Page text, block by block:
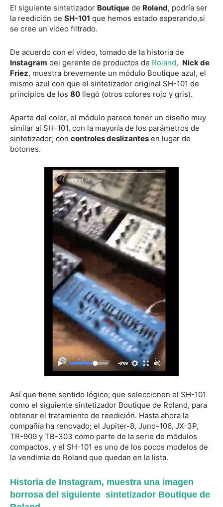
El siguiente sintetizador Boutique de Roland, podría ser
la reedición de SH-101 que hemos estado esperando,si
se cree un video filtrado.
De acuerdo con el video, tomado de la historia de
Instagram del gerente de productos de Roland, Nick de
Friez, muestra brevemente un módulo Boutique azul, el
mismo azul con que el sintetizador original SH-101 de
principios de los 80 llegó (otros colores rojo y gris).
Aparte del color, el módulo parece tener un diseño muy
similar al SH-101, con la mayoría de los parámetros de
sintetizador; con controles deslizantes en lugar de
botones.
Así que tiene sentido lógico; que seleccionen el SH-101
como el siguiente sintetizador Boutique de Roland, para
obtener el tratamiento de reedición. Hasta ahora la
compañía ha renovado; el Jupiter-8, Juno-106, JX-3P,
TR-909 y TB-303 como parte de la serie de módulos
compactos, y el SH-101 es uno de los pocos modelos de
la vendimia de Roland que quedan en la lista.
Historia de Instagram, muestra una imagen
borrosa del siguiente sintetizador Boutique de